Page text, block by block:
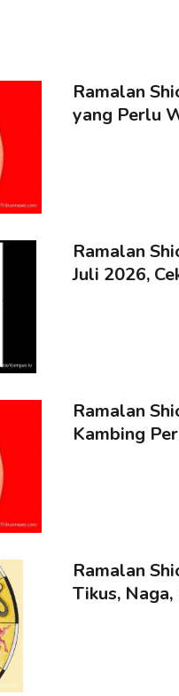
Ramalan
yang Perlu
Ramalan
Juli 2026,
Ramalan
Kambing
Ramalan
Tikus,